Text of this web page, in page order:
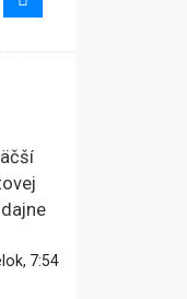
7:54